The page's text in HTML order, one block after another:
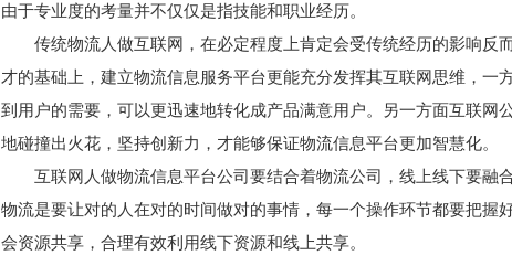
由于专业度的考量并不仅仅是指技能和职业经历。
传统物流人做互联网，在必定程度上肯定会受传统经历的影响反
才的基础上，建立物流信息服务平台更能充分发挥其互联网思维，一
到用户的需要，可以更迅速地转化成产品满意用户。另一方面互联网
地碰撞出火花，坚持创新力，才能够保证物流信息平台更加智慧化。
互联网人做物流信息平台公司要结合着物流公司，线上线下要融
物流是要让对的人在对的时间做对的事情，每一个操作环节都要把握
会资源共享，合理有效利用线下资源和线上共享。